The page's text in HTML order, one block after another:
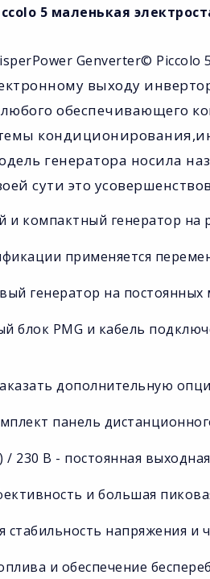
5 маленькая
Genverter©
выходу
любого обеспечивающего
генератора носила
сути это
и компактный генератор на
применяется
генератор на
блок PMG и кабель
дополнительную
панель
/ 230 В - постоянная
и большая
напряжения и
и обеспечение